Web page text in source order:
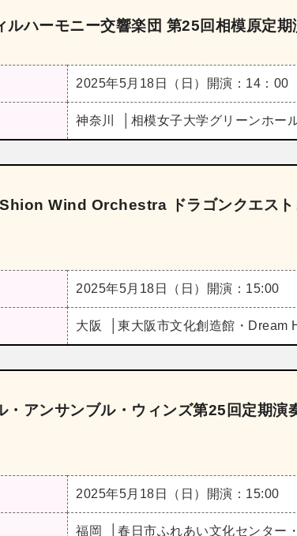
ルハーモニー交響楽団 第25回相模原定期
2025年5月18日（日） 開演：14：00
神奈川 相模女子大学グリーンホー
Wind Orchestra ドラゴンクエスト
2025年5月18日（日） 開演：15:00
大阪 東大阪市文化創造館・Dream
・アンサンブル・ウィンズ第25回定期演
2025年5月18日（日） 開演：15:00
福岡 春日市ふれあい文化センター